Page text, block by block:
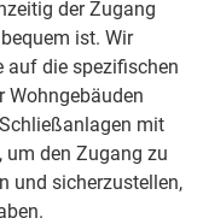
der Zugang
ist. Wir
auf die spezifischen
Wohngebäuden
mit
den Zugang zu
und sicherzustellen,